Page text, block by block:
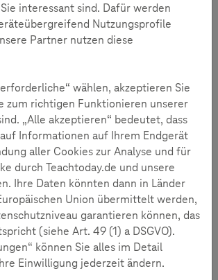
Lesezeit: Minuten
Sekundentakt erscheinen die
und Videos im Newsfeed des
Netzwerks. Überschriften werden
Artikel angelesen, die ersten
angeschaut.
sind heute Informationsräume, in denen
wenigen Augenblicken bilden können
Aber wie kann man in der täglich
von Informationen Nachrichten
eine wirkliche Nachricht, was ist Fake
Meinungsäußerung? Diese Fragen
Diskussionen um das Thema Fake
Weise gestellt.
interessant sind. Dafür werden
Nutzungsprofile
Partner nutzen diese
wählen, akzeptieren Sie
zum richtigen Funktionieren unserer
„Alle akzeptieren“ bedeutet, dass
Informationen auf Ihrem Endgerät
aller Cookies zur Analyse und für
durch Teachtoday.de und unsere
Ihre Daten könnten dann in Länder
Union übermittelt werden,
garantieren können, das
(siehe Art. 49 (1) a DSGVO).
können Sie alles im Detail
Einwilligung jederzeit ändern.